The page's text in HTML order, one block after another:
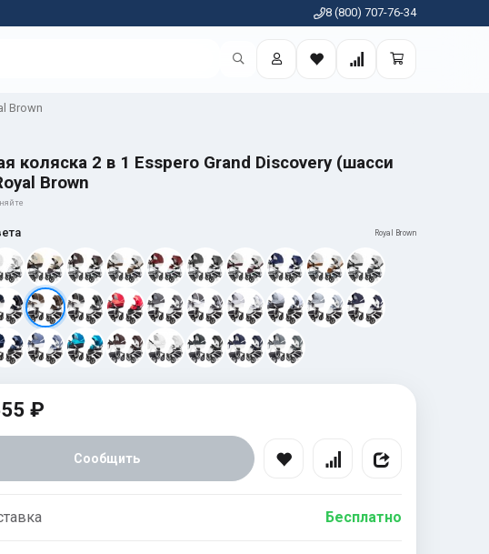
8 (800) 707-76-34
Brown
коляска 2 в 1 Esspero Grand Discovery (шасси
Brown
Royal Brown
₽
Сообщить
Бесплатно